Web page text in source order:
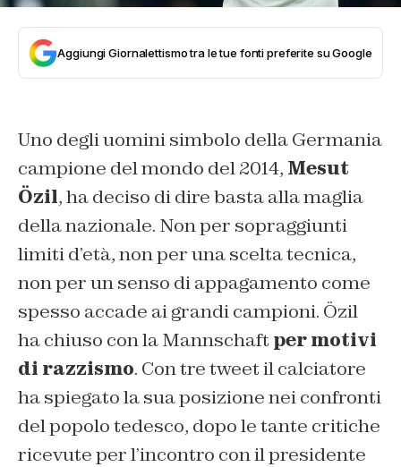
Aggiungi Giornalettismo tra le tue fonti preferite su Google
Uno degli uomini simbolo della Germania
campione del mondo del 2014, Mesut
Özil, ha deciso di dire basta alla maglia
della nazionale. Non per sopraggiunti
limiti d’età, non per una scelta tecnica,
non per un senso di appagamento come
spesso accade ai grandi campioni. Özil
ha chiuso con la Mannschaft per motivi
di razzismo. Con tre tweet il calciatore
ha spiegato la sua posizione nei confronti
del popolo tedesco, dopo le tante critiche
ricevute per l’incontro con il presidente